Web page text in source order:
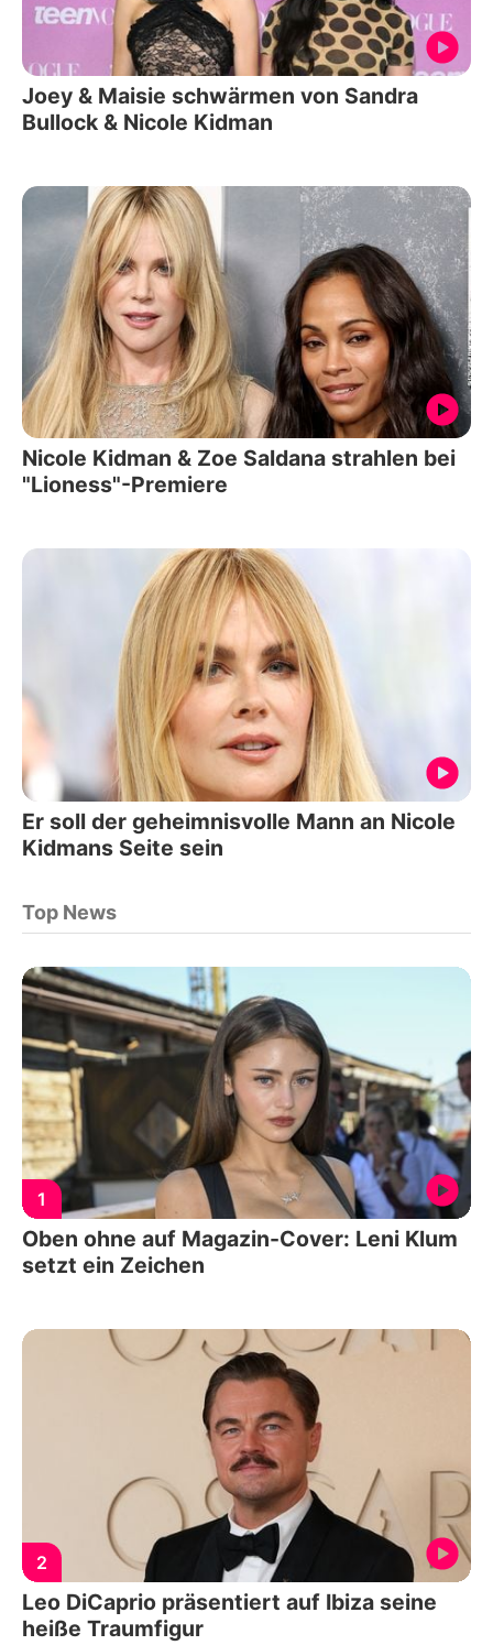
Joey & Maisie schwärmen von Sandra
Bullock & Nicole Kidman
Nicole Kidman & Zoe Saldana strahlen bei
"Lioness"-Premiere
Er soll der geheimnisvolle Mann an Nicole
Kidmans Seite sein
Top News
1
Oben ohne auf Magazin-Cover: Leni Klum
setzt ein Zeichen
2
Leo DiCaprio präsentiert auf Ibiza seine
heiße Traumfigur